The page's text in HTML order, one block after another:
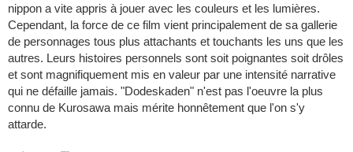
nippon a vite appris à jouer avec les couleurs et les lumières.
Cependant, la force de ce film vient principalement de sa gallerie
de personnages tous plus attachants et touchants les uns que les
autres. Leurs histoires personnels sont soit poignantes soit drôles
et sont magnifiquement mis en valeur par une intensité narrative
qui ne défaille jamais. "Dodeskaden" n'est pas l'oeuvre la plus
connu de Kurosawa mais mérite honnêtement que l'on s'y
attarde.